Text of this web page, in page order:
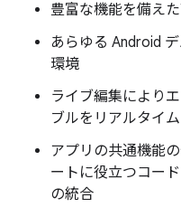
豊富な機能を備え
あらゆる Android
環境
ライブ編集により
ブルをリアルタイ
アプリの共通機能
ートに役立つコー
の統合